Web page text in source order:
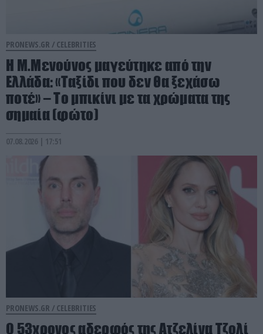
PRONEWS.GR / CELEBRITIES
Η Μ.Μενούνος μαγεύτηκε από την
Ελλάδα: «Ταξίδι που δεν θα ξεχάσω
ποτέ» – Το μπικίνι με τα χρώματα της
σημαία (φώτο)
07.08.2026 | 17:51
PRONEWS.GR / CELEBRITIES
Ο 53χρονος αδερφός της Ατζελίνα Τζολί